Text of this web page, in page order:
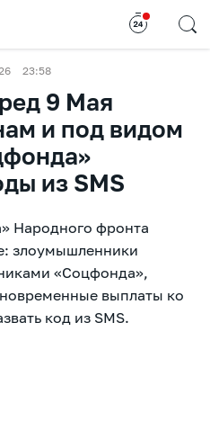
23:58
9 Мая
и под видом
из SMS
Народного фронта
злоумышленники
«Соцфонда»,
выплаты ко
код из SMS.